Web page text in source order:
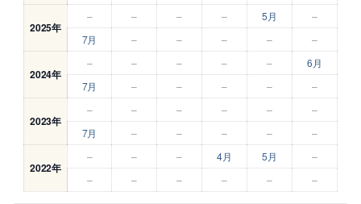
2025年
– – – – 5月
–
7月
– – – – –
2024年
– – – – –
6月
7月
– – – – –
2023年
– – – – –
–
7月
– – – – –
2022年
– – – 4月 5月
–
–
– – – – –